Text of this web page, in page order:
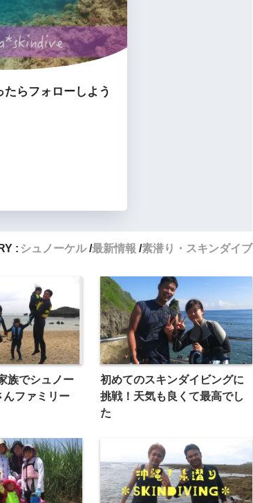
らフォローしよう
: シュノーケル 最新情報 素潜り・スキンダイブ
族でシュノー
ファミリー
初めてのスキンダイビングに
挑戦！天気も良くて最高でし
た